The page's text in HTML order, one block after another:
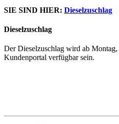
SIE SIND HIER: Dieselzuschlag
Dieselzuschlag
Der Dieselzuschlag wird ab
Kundenportal verfügbar sein.